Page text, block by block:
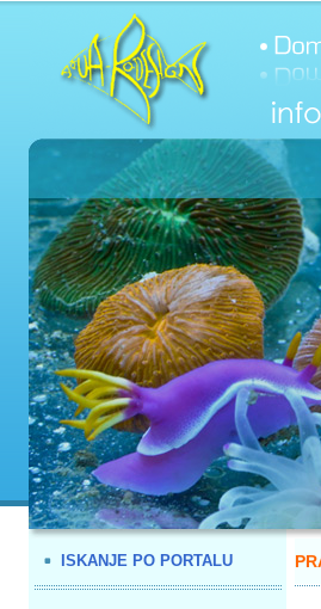
ISKANJE PO PORTALU